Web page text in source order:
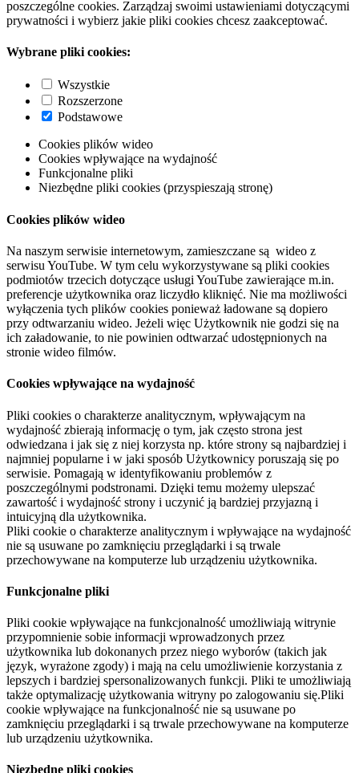
poszczególne cookies. Zarządzaj swoimi ustawieniami dotyczącymi
prywatności i wybierz jakie pliki cookies chcesz zaakceptować.
Wybrane pliki cookies:
Wszystkie
Rozszerzone
Podstawowe
Cookies plików wideo
Cookies wpływające na wydajność
Funkcjonalne pliki
Niezbędne pliki cookies (przyspieszają stronę)
Cookies plików wideo
Na naszym serwisie internetowym, zamieszczane są wideo z
serwisu YouTube. W tym celu wykorzystywane są pliki cookies
podmiotów trzecich dotyczące usługi YouTube zawierające m.in.
preferencje użytkownika oraz liczydło kliknięć. Nie ma możliwości
wyłączenia tych plików cookies ponieważ ładowane są dopiero
przy odtwarzaniu wideo. Jeżeli więc Użytkownik nie godzi się na
ich załadowanie, to nie powinien odtwarzać udostępnionych na
stronie wideo filmów.
Cookies wpływające na wydajność
Pliki cookies o charakterze analitycznym, wpływającym na
wydajność zbierają informację o tym, jak często strona jest
odwiedzana i jak się z niej korzysta np. które strony są najbardziej i
najmniej popularne i w jaki sposób Użytkownicy poruszają się po
serwisie. Pomagają w identyfikowaniu problemów z
poszczególnymi podstronami. Dzięki temu możemy ulepszać
zawartość i wydajność strony i uczynić ją bardziej przyjazną i
intuicyjną dla użytkownika.
Pliki cookie o charakterze analitycznym i wpływające na wydajność
nie są usuwane po zamknięciu przeglądarki i są trwale
przechowywane na komputerze lub urządzeniu użytkownika.
Funkcjonalne pliki
Pliki cookie wpływające na funkcjonalność umożliwiają witrynie
przypomnienie sobie informacji wprowadzonych przez
użytkownika lub dokonanych przez niego wyborów (takich jak
język, wyrażone zgody) i mają na celu umożliwienie korzystania z
lepszych i bardziej spersonalizowanych funkcji. Pliki te umożliwiają
także optymalizację użytkowania witryny po zalogowaniu się.Pliki
cookie wpływające na funkcjonalność nie są usuwane po
zamknięciu przeglądarki i są trwale przechowywane na komputerze
lub urządzeniu użytkownika.
Niezbędne pliki cookies